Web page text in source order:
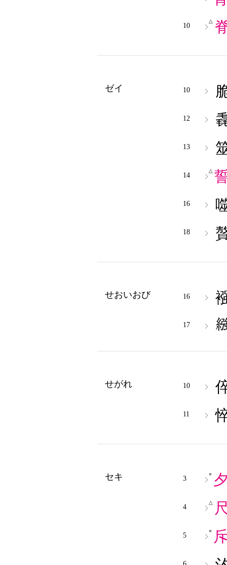
10
△
ゼイ 10
12
13
14
△
16
18
せおいおび 16
17
せがれ 10
11
セキ 3
○
4
△ 尺
5
○